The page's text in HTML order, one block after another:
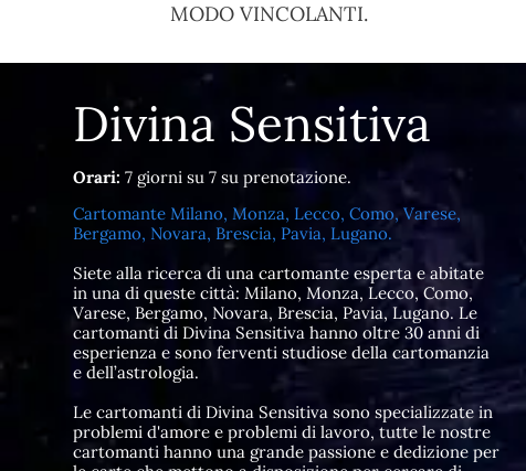
MODO VINCOLANTI.
Divina Sensitiva
Orari: 7 giorni su 7 su prenotazione.
Cartomante Milano, Monza, Lecco, Como, Varese,
Bergamo, Novara, Brescia, Pavia, Lugano.
Siete alla ricerca di una cartomante esperta e abitate
in una di queste città: Milano, Monza, Lecco, Como,
Varese, Bergamo, Novara, Brescia, Pavia, Lugano. Le
cartomanti di Divina Sensitiva hanno oltre 30 anni di
esperienza e sono ferventi studiose della cartomanzia
e dell’astrologia.
Le cartomanti di Divina Sensitiva sono specializzate in
problemi d'amore e problemi di lavoro, tutte le nostre
cartomanti hanno una grande passione e dedizione per